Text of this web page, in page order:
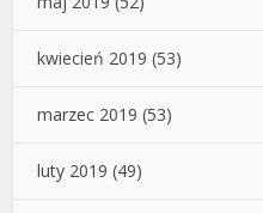
kwiecień 2019 (53)
marzec 2019 (53)
luty 2019 (49)